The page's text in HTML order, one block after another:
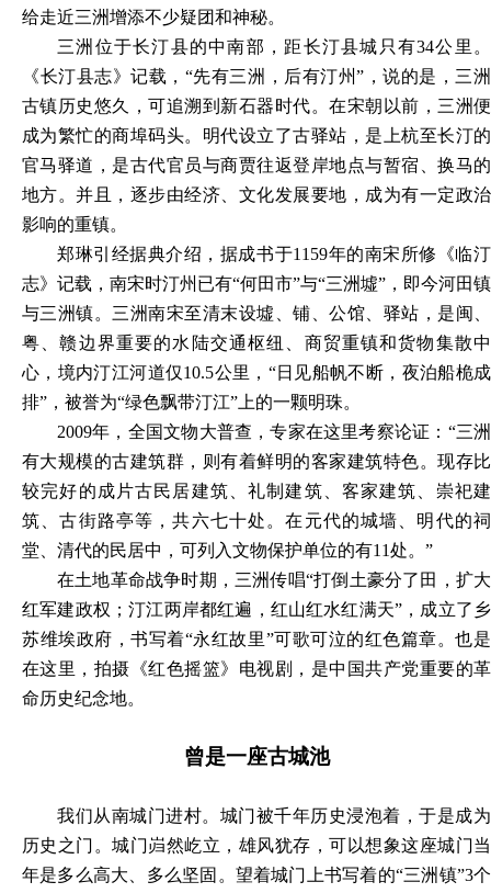
给走近三洲增添不少疑团和神秘。
三洲位于长汀县的中南部，距长汀县城只有34公里。
《长汀县志》记载，“先有三洲，后有汀州”，说的是，三洲
古镇历史悠久，可追溯到新石器时代。在宋朝以前，三洲便
成为繁忙的商埠码头。明代设立了古驿站，是上杭至长汀的
官马驿道，是古代官员与商贾往返登岸地点与暂宿、换马的
地方。并且，逐步由经济、文化发展要地，成为有一定政治
影响的重镇。
郑琳引经据典介绍，据成书于1159年的南宋所修《临汀
志》记载，南宋时汀州已有“何田市”与“三洲墟”，即今河田镇
与三洲镇。三洲南宋至清末设墟、铺、公馆、驿站，是闽、
粤、赣边界重要的水陆交通枢纽、商贸重镇和货物集散中
心，境内汀江河道仅10.5公里，“日见船帆不断，夜泊船桅成
排”，被誉为“绿色飘带汀江”上的一颗明珠。
2009年，全国文物大普查，专家在这里考察论证：“三洲
有大规模的古建筑群，则有着鲜明的客家建筑特色。现存比
较完好的成片古民居建筑、礼制建筑、客家建筑、崇祀建
筑、古街路亭等，共六七十处。在元代的城墙、明代的祠
堂、清代的民居中，可列入文物保护单位的有11处。”
在土地革命战争时期，三洲传唱“打倒土豪分了田，扩大
红军建政权；汀江两岸都红遍，红山红水红满天”，成立了乡
苏维埃政府，书写着“永红故里”可歌可泣的红色篇章。也是
在这里，拍摄《红色摇篮》电视剧，是中国共产党重要的革
命历史纪念地。
曾是一座古城池
我们从南城门进村。城门被千年历史浸泡着，于是成为
历史之门。城门岿然屹立，雄风犹存，可以想象这座城门当
年是多么高大、多么坚固。望着城门上书写着的“三洲镇”3个